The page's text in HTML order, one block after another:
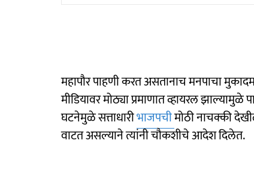
महापौर पाहणी करत असतानाच मनपाचा
मीडियावर मोठ्या प्रमाणात व्हायरल
घटनेमुळे सत्ताधारीभाजपचीमोठी नाचक्की
वाटत असल्याने त्यांनी चौकशीचे आदेश दिलेत.